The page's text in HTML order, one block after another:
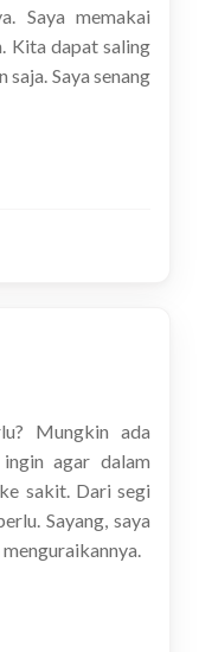
Saya memakai
Kita dapat saling
Saya senang
Mungkin ada
agar dalam
sakit. Dari segi
Sayang, saya